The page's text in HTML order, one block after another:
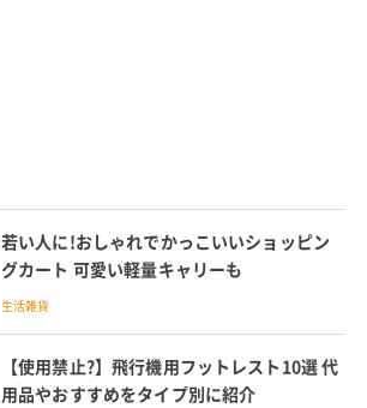
若い人に!おしゃれでかっこいいショッピン
グカート 可愛い軽量キャリーも
生活雑貨
【使用禁止?】飛行機用フットレスト10選 代
用品やおすすめをタイプ別に紹介